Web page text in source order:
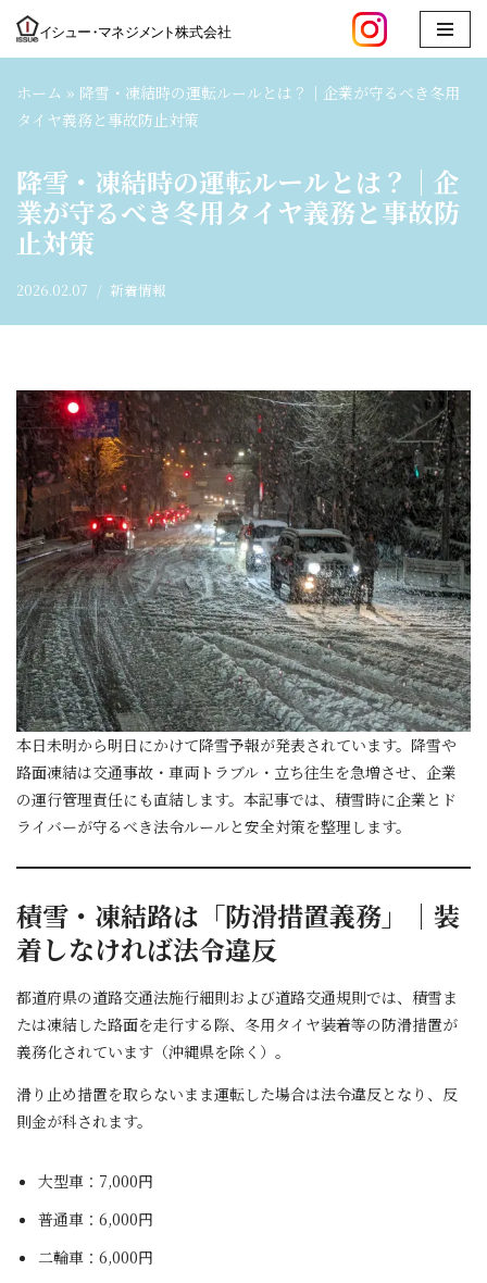
コ
ン
テ
ツ
へ
ス
キ
ホーム » 降雪・凍結時の運転ルールとは？｜企業が守るべき冬用
タイヤ義務と事故防止対策
降雪・凍結時の運転ルールとは？｜企
業が守るべき冬用タイヤ義務と事故防
止対策
2026.02.07 新着情報
本日未明から明日にかけて降雪予報が発表されています。降雪や
路面凍結は交通事故・車両トラブル・立ち往生を急増させ、企業
の運行管理責任にも直結します。本記事では、積雪時に企業とド
ライバーが守るべき法令ルールと安全対策を整理します。
積雪・凍結路は「防滑措置義務」｜装
着しなければ法令違反
都道府県の道路交通法施行細則および道路交通規則では、積雪ま
たは凍結した路面を走行する際、冬用タイヤ装着等の防滑措置が
義務化されています（沖縄県を除く）。
滑り止め措置を取らないまま運転した場合は法令違反となり、反
則金が科されます。
大型車：7,000円
普通車：6,000円
二輪車：6,000円